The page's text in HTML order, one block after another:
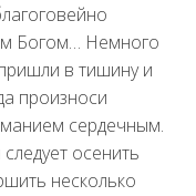
Богом… Немного
в тишину и
произноси
сердечным.
осенить
несколько